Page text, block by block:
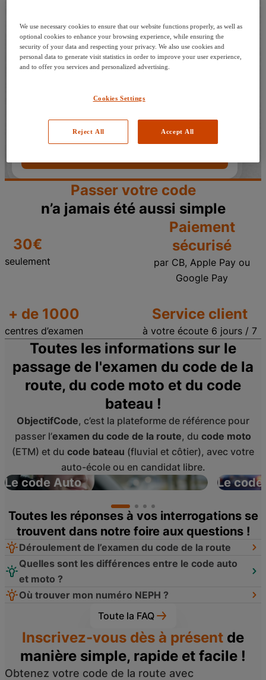
l'examen
l'examen
Auto Moto Fluvial Côtier
Passer votre code
n’a jamais été aussi simple
30€
seulement
Paiement
sécurisé
par CB, Apple Pay ou
Google Pay
+ de 1000
centres d’examen
Service client
à votre écoute 6 jours / 7
Toutes les informations sur le
passage de l'examen du code de la
route, du code moto et du code
bateau !
ObjectifCode, c’est la plateforme de référence pour
passer l’examen du code de la route, du code moto
(ETM) et du code bateau (fluvial et côtier), avec votre
auto-école ou en candidat libre.
Le code Auto Le
Toutes les réponses à vos interrogations se
trouvent dans notre foire aux questions !
Déroulement de l’examen du code de la route
Quelles sont les différences entre le code auto
et moto ?
Où trouver mon numéro NEPH ?
Toute la FAQ
Inscrivez-vous dès à présent de
manière simple, rapide et facile !
Obtenez votre code de la route avec
We use necessary cookies to ensure that our website functions properly, as well as
optional cookies to enhance your browsing experience, while ensuring the
security of your data and respecting your privacy. We also use cookies and
personal data to generate visit statistics in order to improve your user experience,
and to offer you services and personalized advertising.
Cookies Settings
Reject All Accept All